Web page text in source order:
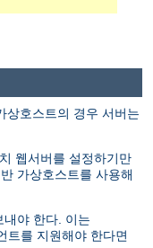
상호스트의 경우 서버는
웹서버를 설정하기만
가상호스트를 사용해
야 한다. 이는
트를 지원해야 한다면